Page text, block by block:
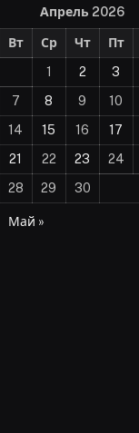
Апрель 2026
Вт Ср Чт Пт
1
2 3
7 8 9 10
14 15 16 17
21 22 23 24
28 29 30
Май »